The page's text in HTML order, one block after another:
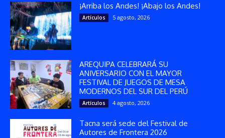
¡Arriba los Andes! ¡Abajo los Andes!
Artículos 5 agosto, 2026
AREQUIPA CELEBRARÁ SU
ANIVERSARIO CON EL MAYOR
FESTIVAL DE JUEGOS DE MESA
MODERNOS DEL SUR DEL PERÚ
Artículos 4 agosto, 2026
Tacna será sede del Festival de
Autores de Frontera 2026